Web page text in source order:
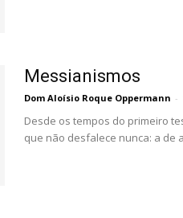
Messianismos
Dom Aloísio Roque Oppermann -
Desde os tempos do primeiro
que não desfalece nunca: a de